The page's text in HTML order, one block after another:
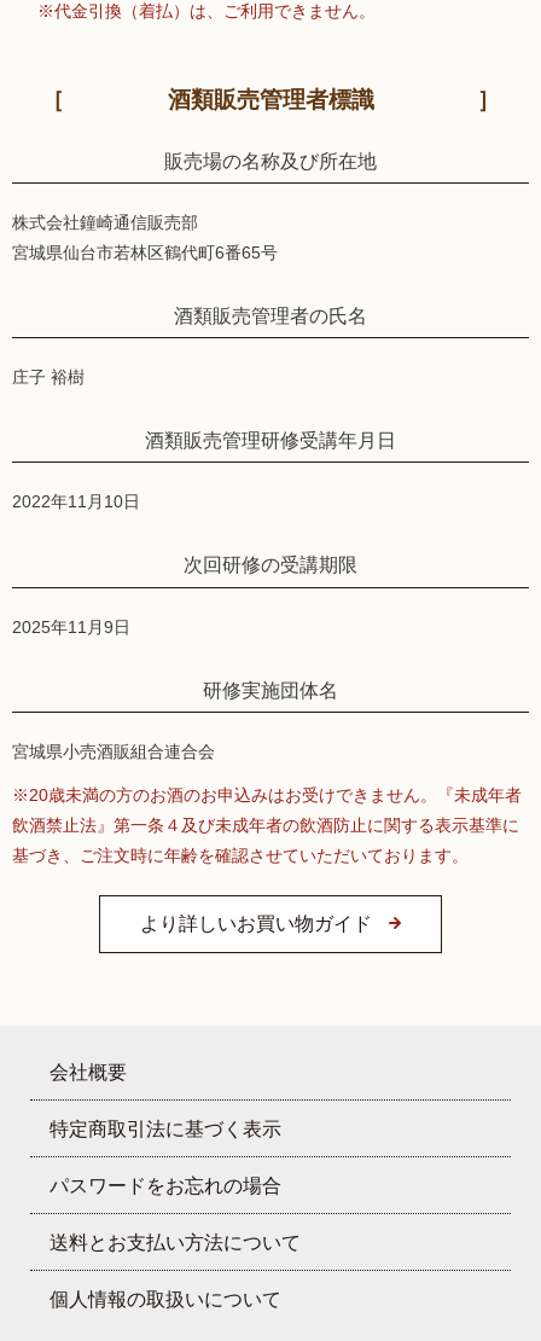
※代金引換（着払）は、ご利用できません。
酒類販売管理者標識
販売場の名称及び所在地
株式会社鐘崎通信販売部
宮城県仙台市若林区鶴代町6番65号
酒類販売管理者の氏名
庄子 裕樹
酒類販売管理研修受講年月日
2022年11月10日
次回研修の受講期限
2025年11月9日
研修実施団体名
宮城県小売酒販組合連合会
※20歳未満の方のお酒のお申込みはお受けできません。『未成年者
飲酒禁止法』第一条４及び未成年者の飲酒防止に関する表示基準に
基づき、ご注文時に年齢を確認させていただいております。
より詳しいお買い物ガイド
会社概要
特定商取引法に基づく表示
パスワードをお忘れの場合
送料とお支払い方法について
個人情報の取扱いについて